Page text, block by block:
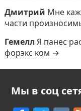
Дмитрий Мне
части
Гемелл Я панес
форэкс ком →
Мы в соц